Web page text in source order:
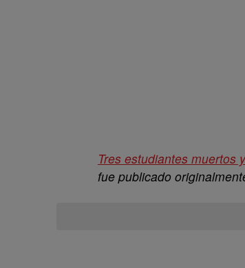
Tres estudiantes muertos
fue publicado